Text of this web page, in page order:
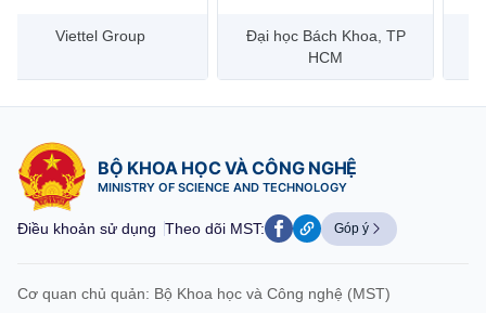
Đại học Bách Khoa, TP
Bưu điện Việt Nam –
Vietnam Post
BỘ KHOA HỌC VÀ CÔNG NGHỆ
MINISTRY OF SCIENCE AND TECHNOLOGY
Điều khoản sử dụng Theo dõi MST: Góp ý
Cơ quan chủ quản: Bộ Khoa học và Công nghệ (MST)